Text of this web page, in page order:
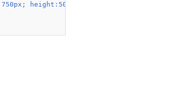
height:500px; top:0px; left:20px;